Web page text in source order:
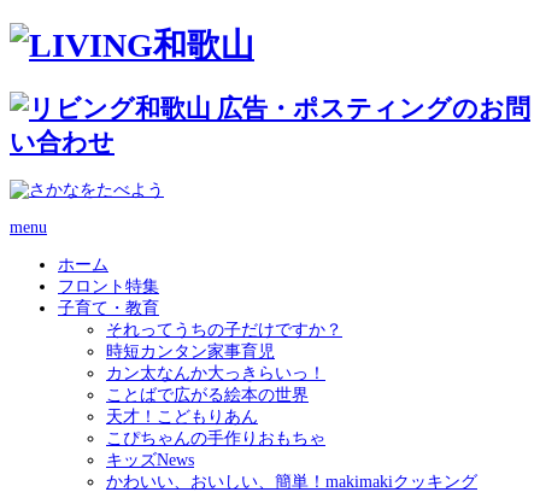
menu
ホーム
フロント特集
子育て・教育
それってうちの子だけですか？
時短カンタン家事育児
カン太なんか大っきらいっ！
ことばで広がる絵本の世界
天才！こどもりあん
こぴちゃんの手作りおもちゃ
キッズNews
かわいい、おいしい、簡単！makimakiクッキング